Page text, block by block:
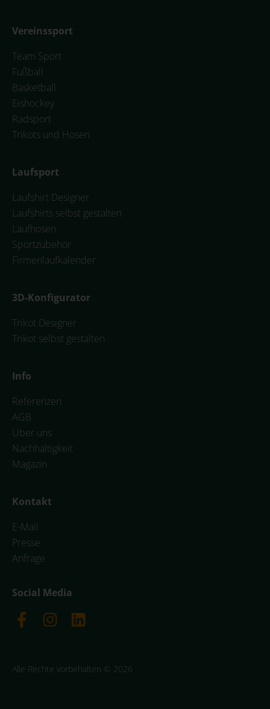
Vereinssport
Team Sport
Fußball
Basketball
Eishockey
Radsport
Trikots und Hosen
Laufsport
Laufshirt Designer
Laufshirts selbst gestalten
Laufhosen
Sportzubehör
Firmenlaufkalender
3D-Konfigurator
Trikot Designer
Trikot selbst gestalten
Info
Referenzen
AGB
Über uns
Nachhaltigkeit
Magazin
Kontakt
E-Mail
Presse
Anfrage
Social Media
Alle Rechte vorbehalten © 2026